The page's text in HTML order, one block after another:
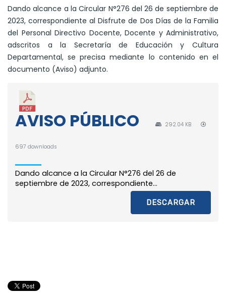
Dando alcance a la Circular N°276 del 26 de septiembre de
2023, correspondiente al Disfrute de Dos Días de la Familia
del Personal Directivo Docente, Docente y Administrativo,
adscritos a la Secretaría de Educación y Cultura
Departamental, se precisa mediante lo contenido en el
documento (Aviso) adjunto.
AVISO PÚBLICO 292.04 KB
697 downloads
Dando alcance a la Circular N°276 del 26 de
septiembre de 2023, correspondiente...
DESCARGAR